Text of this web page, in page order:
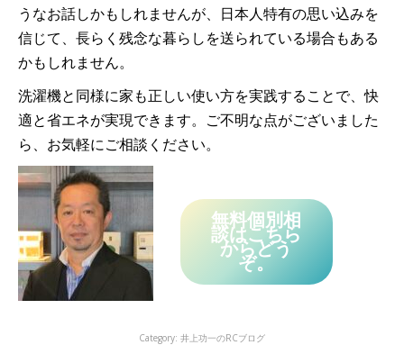
うなお話しかもしれませんが、日本人特有の思い込みを
信じて、長らく残念な暮らしを送られている場合もある
かもしれません。
洗濯機と同様に家も正しい使い方を実践することで、快
適と省エネが実現できます。ご不明な点がございました
ら、お気軽にご相談ください。
無料個別相
談はこちら
からどう
ぞ。
Category: 井上功一のRCブログ